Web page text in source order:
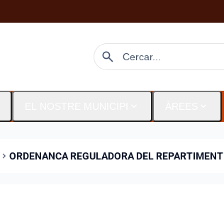
search
CHEVRON_RIGHT ORDENANCA REGULADORA DEL REPARTIMENT